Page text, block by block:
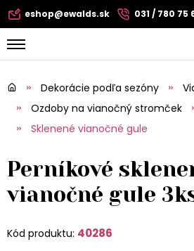
eshop@ewalds.sk 031 / 780 75
Dekorácie podľa sezóny
Ozdoby na vianočný stromček
Sklenené vianočné gule
Perníkové
vianočné gule
Kód produktu: 40286